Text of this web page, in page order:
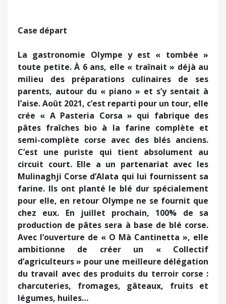
Case départ
La gastronomie Olympe y est « tombée »
toute petite. À 6 ans, elle « traînait » déjà au
milieu des préparations culinaires de ses
parents, autour du « piano » et s’y sentait à
l’aise. Août 2021, c’est reparti pour un tour, elle
crée « A Pasteria Corsa » qui fabrique des
pâtes fraîches bio à la farine complète et
semi-complète corse avec des blés anciens.
C’est une puriste qui tient absolument au
circuit court. Elle a un partenariat avec les
Mulinaghji Corse d’Alata qui lui fournissent sa
farine. Ils ont planté le blé dur spécialement
pour elle, en retour Olympe ne se fournit que
chez eux. En juillet prochain, 100% de sa
production de pâtes sera à base de blé corse.
Avec l’ouverture de « O Mà Cantinetta », elle
ambitionne de créer un « Collectif
d’agriculteurs » pour une meilleure délégation
du travail avec des produits du terroir corse :
charcuteries, fromages, gâteaux, fruits et
légumes, huiles…